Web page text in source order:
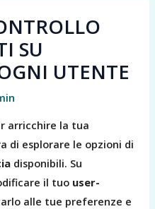
SU
UTENTE
arricchire la tua
di esplorare le opzioni di
disponibili. Su
il tuo user-
alle tue preferenze e